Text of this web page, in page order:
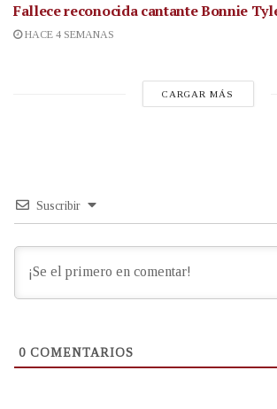
Fallece reconocida cantanteBonnie
HACE 4 SEMANAS
CARGAR MÁS
Suscribir
0 COMENTARIOS